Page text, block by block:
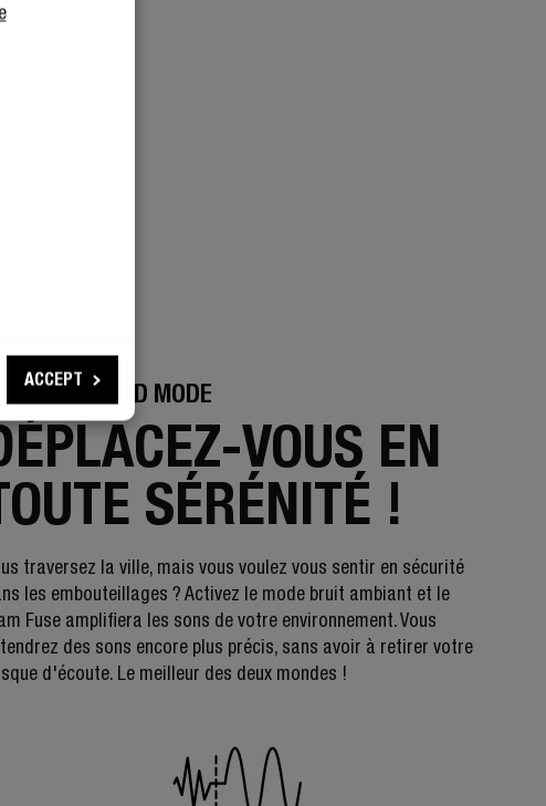
ACCEPTSOUND MODE
VOUS EN
SÉRÉNITÉ !
traversez la ville, mais vous voulez vous sentir en sécurité
les embouteillages ? Activez le mode bruit ambiant et le
Fuse amplifiera les sons de votre environnement. Vous
des sons encore plus précis, sans avoir à retirer votre
d'écoute. Le meilleur des deux mondes !